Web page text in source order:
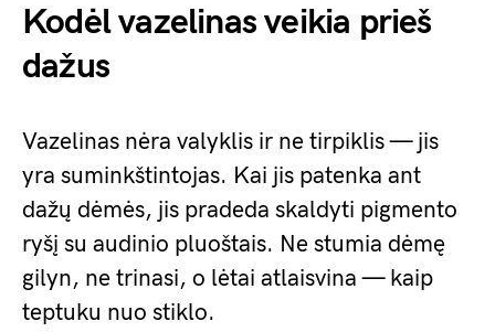
Kodėl vazelinas veikia prieš
dažus
Vazelinas nėra valyklis ir ne tirpiklis — jis
yra suminkštintojas. Kai jis patenka ant
dažų dėmės, jis pradeda skaldyti pigmento
ryšį su audinio pluoštais. Ne stumia dėmę
gilyn, ne trinasi, o lėtai atlaisvina — kaip
teptuku nuo stiklo.